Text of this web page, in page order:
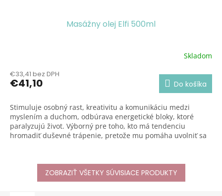
Masážny olej Elfi 500ml
produktu
je
z
5
hviezdičiek.
Skladom
€33,41 bez DPH
€41,10 Do košíka
Stimuluje osobný rast, kreativitu a komunikáciu medzi
myslením a duchom, odbúrava energetické bloky, ktoré
paralyzujú život. Výborný pre toho, kto má tendenciu
hromadiť duševné trápenie, pretože mu pomáha uvolniť sa
ZOBRAZIŤ VŠETKY SÚVISIACE PRODUKTY